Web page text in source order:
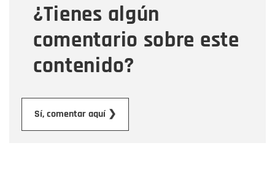
¿Tienes algún
comentario sobre este
contenido?
Sí, comentar aquí ❯
Mensaje